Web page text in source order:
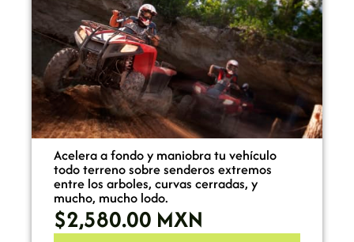
Acelera a fondo y maniobra tu vehículo
todo terreno sobre senderos extremos
entre los arboles, curvas cerradas, y
mucho, mucho lodo.
$2,580.00 MXN